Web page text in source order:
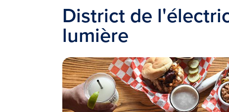
District de
lumière